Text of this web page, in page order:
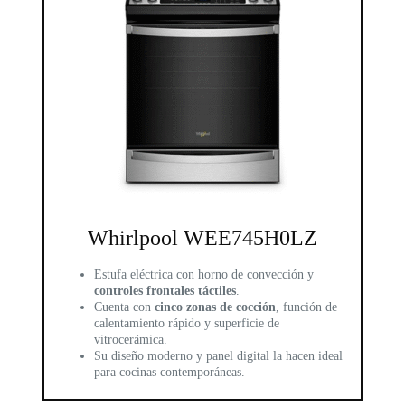
Whirlpool WEE745H0LZ
Estufa eléctrica con horno de convección y
controles frontales táctiles.
Cuenta con cinco zonas de cocción, función de
calentamiento rápido y superficie de
vitrocerámica.
Su diseño moderno y panel digital la hacen ideal
para cocinas contemporáneas.